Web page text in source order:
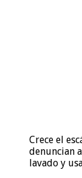
Crece el
denuncian
lavado y